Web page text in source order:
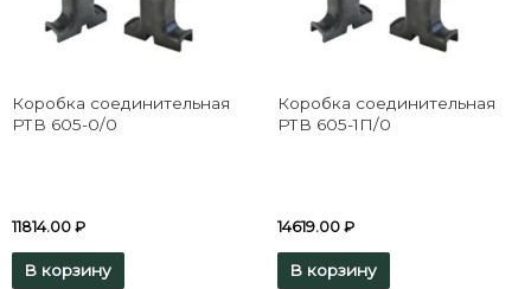
Коробка соединительная
РТВ 605-0/0
11814.00 ₽
В корзину
Коробка соединительная
РТВ 605-1П/0
14619.00 ₽
В корзину